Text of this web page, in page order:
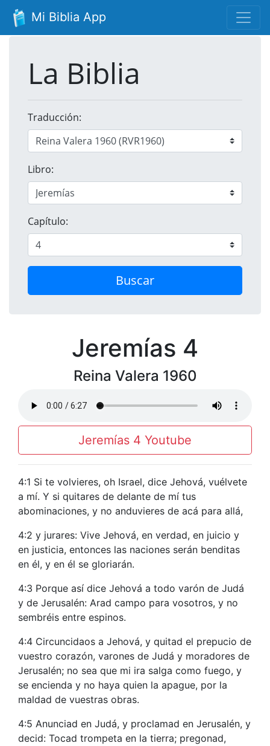
Mi Biblia App
La Biblia
Traducción:
Libro:
Capítulo:
Buscar
Jeremías 4
Reina Valera 1960
Jeremías 4 Youtube
4:1 Si te volvieres, oh Israel, dice Jehová, vuélvete
a mí. Y si quitares de delante de mí tus
abominaciones, y no anduvieres de acá para allá,
4:2 y jurares: Vive Jehová, en verdad, en juicio y
en justicia, entonces las naciones serán benditas
en él, y en él se gloriarán.
4:3 Porque así dice Jehová a todo varón de Judá
y de Jerusalén: Arad campo para vosotros, y no
sembréis entre espinos.
4:4 Circuncidaos a Jehová, y quitad el prepucio de
vuestro corazón, varones de Judá y moradores de
Jerusalén; no sea que mi ira salga como fuego, y
se encienda y no haya quien la apague, por la
maldad de vuestras obras.
4:5 Anunciad en Judá, y proclamad en Jerusalén, y
decid: Tocad trompeta en la tierra; pregonad,